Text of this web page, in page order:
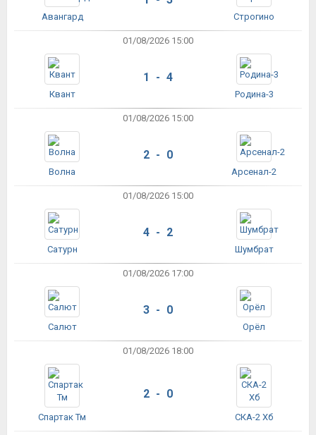
Авангард Строгино
01/08/2026 15:00
Квант
1 - 4
Родина-3
01/08/2026 15:00
Волна
2 - 0
Арсенал-2
01/08/2026 15:00
Сатурн
4 - 2
Шумбрат
01/08/2026 17:00
Салют
3 - 0
Орёл
01/08/2026 18:00
Спартак Тм
2 - 0
СКА-2 Хб